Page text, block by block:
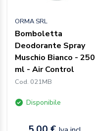
ORMA SRL
Bomboletta
Deodorante Spray
Muschio Bianco - 250
ml - Air Control
Cod. 021MB
Disponibile